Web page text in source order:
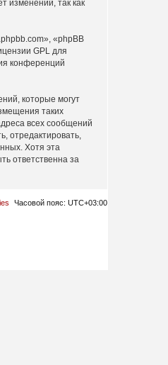
изменений, так как
«phpBB
GPL для
конференций
которые могут
таких
всех сообщений
отредактировать,
Хотя эта
ответственна за
Часовой пояс: UTC+03:00